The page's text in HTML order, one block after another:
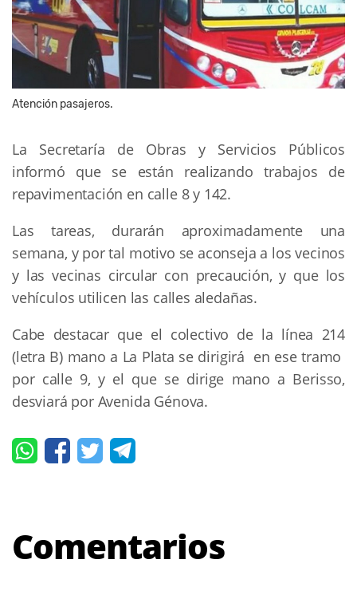
Atención pasajeros.
La Secretaría de Obras y Servicios Públicos
informó que se están realizando trabajos de
repavimentación en calle 8 y 142.
Las tareas, durarán aproximadamente una
semana, y por tal motivo se aconseja a los vecinos
y las vecinas circular con precaución, y que los
vehículos utilicen las calles aledañas.
Cabe destacar que el colectivo de la línea 214
(letra B) mano a La Plata se dirigirá en ese tramo
por calle 9, y el que se dirige mano a Berisso,
desviará por Avenida Génova.
Comentarios